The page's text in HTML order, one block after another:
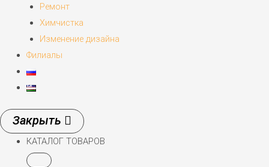
Ремонт
Химчистка
Изменение дизайна
Филиалы
КАТАЛОГ ТОВАРОВ